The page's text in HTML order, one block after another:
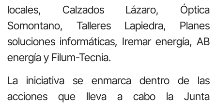
locales, Calzados Lázaro, Óptica
Somontano, Talleres Lapiedra, Planes
soluciones informáticas, Iremar energía, AB
energía y Filum-Tecnia.
La iniciativa se enmarca dentro de las
acciones que lleva a cabo la Junta